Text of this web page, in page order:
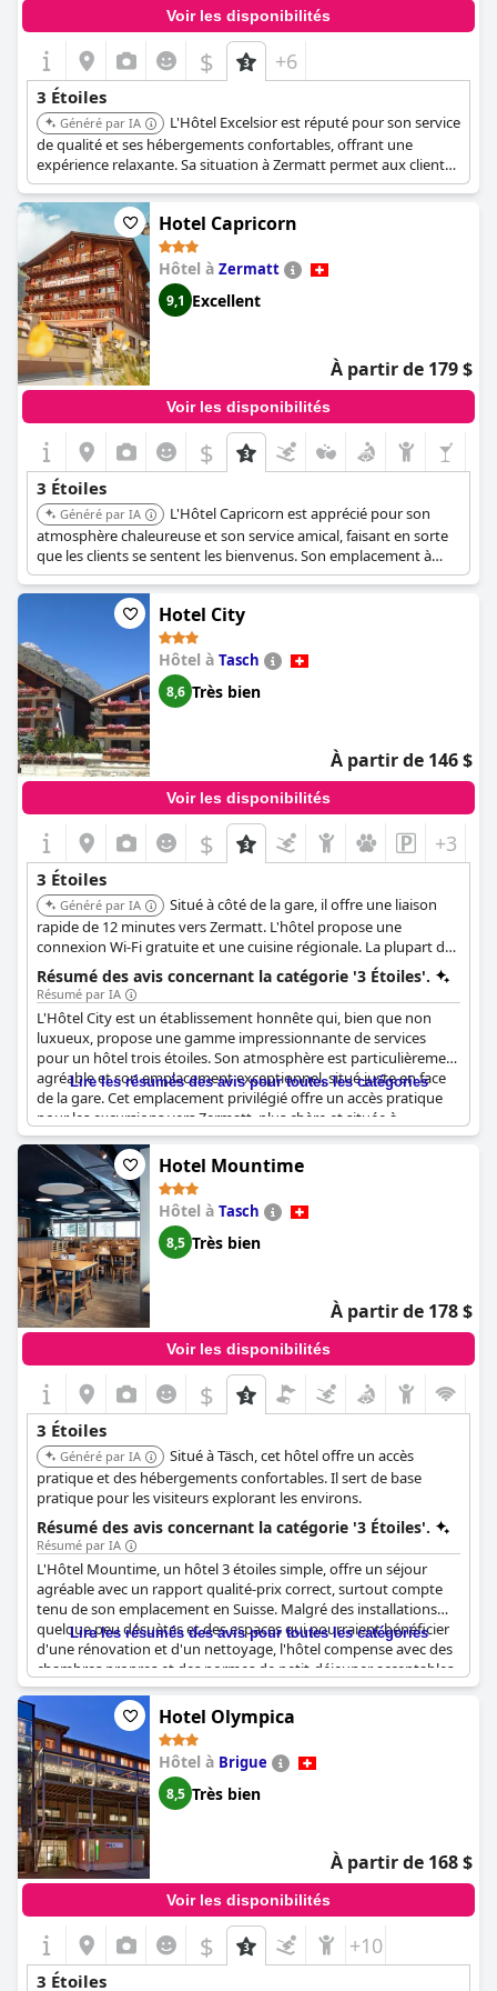
Voir les disponibilités
$ +6
3 Étoiles
Généré par IA
L'Hôtel Excelsior est réputé pour son service
de qualité et ses hébergements confortables, offrant une
expérience relaxante. Sa situation à Zermatt permet aux clients
d'explorer facilement les environs.
Hotel Capricorn
Hôtel à Zermatt
9,1 Excellent
À partir de 179 $
Voir les disponibilités
$
3 Étoiles
Généré par IA
L'Hôtel Capricorn est apprécié pour son
atmosphère chaleureuse et son service amical, faisant en sorte
que les clients se sentent les bienvenus. Son emplacement à
Zermatt offre un accès facile aux attractions locales et aux
restaurants.
Hotel City
Hôtel à Tasch
8,6 Très bien
À partir de 146 $
Voir les disponibilités
$ +3
3 Étoiles
Généré par IA
Situé à côté de la gare, il offre une liaison
rapide de 12 minutes vers Zermatt. L'hôtel propose une
connexion Wi-Fi gratuite et une cuisine régionale. La plupart des
chambres ont un balcon avec vue sur la montagne.
Résumé des avis concernant la catégorie '3 Étoiles'.
Résumé par IA
L'Hôtel City est un établissement honnête qui, bien que non
luxueux, propose une gamme impressionnante de services
pour un hôtel trois étoiles. Son atmosphère est particulièrement
agréable et son emplacement exceptionnel, situé juste en face
de la gare. Cet emplacement privilégié offre un accès pratique
pour les excursions vers Zermatt, plus chère et située à
proximité, ce qui rend le rapport qualité-prix tout à fait
favorable.
Les installations sont propres et conformes aux normes
typiques d'un trois étoiles. Les clients trouveront des options de
restauration raisonnables à côté de l'hôtel. Bien qu'il puisse être
considéré comme un hôtel moyen dans sa catégorie, certains
éléments dépassent les attentes standard pour un
établissement trois étoiles. Dans l'ensemble, l'Hôtel City offre un
bon équilibre entre service, confort et rapport qualité-prix pour
sa classification.
Lire les résumés des avis pour toutes les catégories
Hotel Mountime
Hôtel à Tasch
8,5 Très bien
À partir de 178 $
Voir les disponibilités
$
3 Étoiles
Généré par IA
Situé à Täsch, cet hôtel offre un accès
pratique et des hébergements confortables. Il sert de base
pratique pour les visiteurs explorant les environs.
Résumé des avis concernant la catégorie '3 Étoiles'.
Résumé par IA
L'Hôtel Mountime, un hôtel 3 étoiles simple, offre un séjour
agréable avec un rapport qualité-prix correct, surtout compte
tenu de son emplacement en Suisse. Malgré des installations
quelque peu désuètes et des espaces qui pourraient bénéficier
d'une rénovation et d'un nettoyage, l'hôtel compense avec des
chambres propres et des normes de petit-déjeuner acceptables.
Les clients mentionnent souvent le personnel amical et la bonne
hospitalité, ce qui donne l'impression d'être comme à la maison.
L'hôtel offre un excellent service et représente un bon rapport
qualité-prix. De nombreux clients le recommandent vivement et
expriment le désir d'y retourner pour de futurs séjours. Dans
l'ensemble, pour une option économique avec un service
louable, l'Hôtel Mountime est un choix solide.
Lire les résumés des avis pour toutes les catégories
Hotel Olympica
Hôtel à Brigue
8,5 Très bien
À partir de 168 $
Voir les disponibilités
$ +10
3 Étoiles